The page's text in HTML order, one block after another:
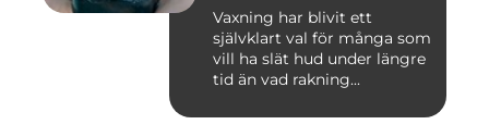
Vaxning har blivit ett
självklart val för många som
vill ha slät hud under längre
tid än vad rakning...